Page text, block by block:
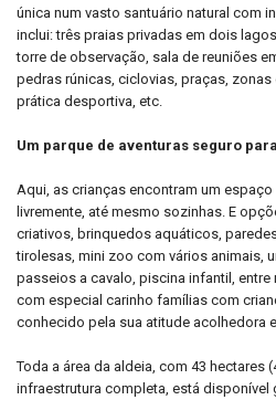
única num vasto santuário natural com
inclui: três praias privadas em dois
torre de observação, sala de reuniões
pedras rúnicas, ciclovias, praças, zonas
prática desportiva, etc.
Um parque de aventuras seguro
Aqui, as crianças encontram um
livremente, até mesmo sozinhas. E
criativos, brinquedos aquáticos,
tirolesas, mini zoo com vários animais,
passeios a cavalo, piscina infantil,
com especial carinho famílias com
conhecido pela sua atitude acolhedora
Toda a área da aldeia, com 43 hectares
infraestrutura completa, está